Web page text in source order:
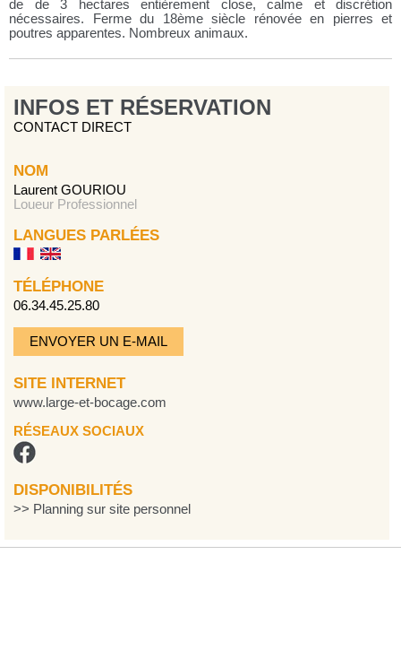
de de 3 hectares entièrement close, calme et discrétion
nécessaires. Ferme du 18ème siècle rénovée en pierres et
poutres apparentes. Nombreux animaux.
INFOS ET RÉSERVATION
CONTACT DIRECT
NOM
Laurent GOURIOU
Loueur Professionnel
LANGUES PARLÉES
TÉLÉPHONE
06.34.45.25.80
ENVOYER UN E-MAIL
SITE INTERNET
www.large-et-bocage.com
RÉSEAUX SOCIAUX
DISPONIBILITÉS
>> Planning sur site personnel